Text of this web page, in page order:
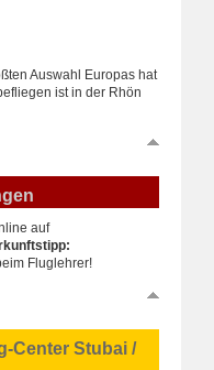
Auswahl Europas hat
ist in der Rhön
auf
Fluglehrer!
Center Stubai /